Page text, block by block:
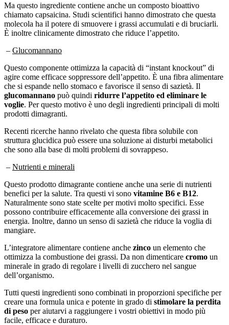
Ma questo ingrediente contiene anche un composto bioattivo
chiamato capsaicina. Studi scientifici hanno dimostrato che questa
molecola ha il potere di smuovere i grassi accumulati e di bruciarli.
È inoltre clinicamente dimostrato che riduce l’appetito.
– Glucomannano
Questo componente ottimizza la capacità di “instant knockout” di
agire come efficace soppressore dell’appetito. È una fibra alimentare
che si espande nello stomaco e favorisce il senso di sazietà. Il
glucomannano può quindi ridurre l’appetito ed eliminare le
voglie. Per questo motivo è uno degli ingredienti principali di molti
prodotti dimagranti.
Recenti ricerche hanno rivelato che questa fibra solubile con
struttura glucidica può essere una soluzione ai disturbi metabolici
che sono alla base di molti problemi di sovrappeso.
– Nutrienti e minerali
Questo prodotto dimagrante contiene anche una serie di nutrienti
benefici per la salute. Tra questi vi sono vitamine B6 e B12.
Naturalmente sono state scelte per motivi molto specifici. Esse
possono contribuire efficacemente alla conversione dei grassi in
energia. Inoltre, danno un senso di sazietà che riduce la voglia di
mangiare.
L’integratore alimentare contiene anche zinco un elemento che
ottimizza la combustione dei grassi. Da non dimenticare cromo un
minerale in grado di regolare i livelli di zucchero nel sangue
dell’organismo.
Tutti questi ingredienti sono combinati in proporzioni specifiche per
creare una formula unica e potente in grado di stimolare la perdita
di peso per aiutarvi a raggiungere i vostri obiettivi in modo più
facile, efficace e duraturo.